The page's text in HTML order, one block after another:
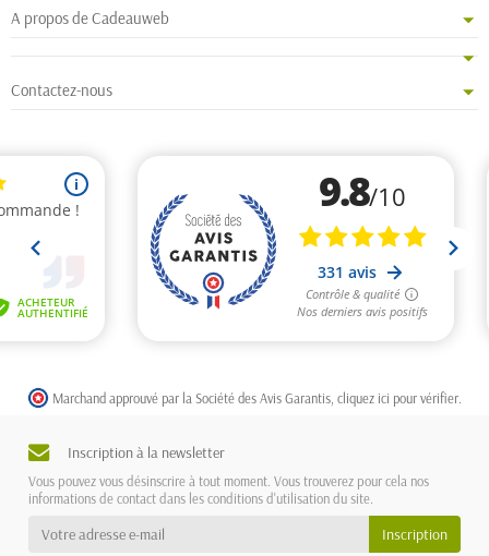
A propos de Cadeauweb
Contactez-nous
Marchand approuvé par la Société des Avis Garantis, cliquez ici pour vérifier
Inscription à la newsletter
Vous pouvez vous désinscrire à tout moment. Vous trouverez pour cela nos
informations de contact dans les conditions d'utilisation du site.